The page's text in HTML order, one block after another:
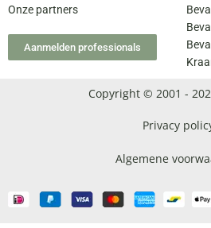
Onze partners
Aanmelden professionals
Copyright © 2001 -
Privacy
Algemene